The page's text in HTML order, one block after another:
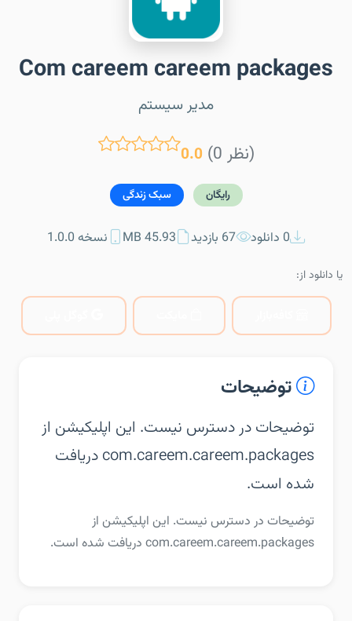
Com careem careem packages
مدیر سیستم
0.0 (0 نظر)
رایگان سبک زندگی
0 دانلود 67 بازدید 45.93 MB نسخه 1.0.0
یا دانلود از:
توضیحات
توضیحات در دسترس نیست. این اپلیکیشن از
com.careem.careem.packages دریافت
شده است.
توضیحات در دسترس نیست. این اپلیکیشن از
com.careem.careem.packages دریافت شده است.